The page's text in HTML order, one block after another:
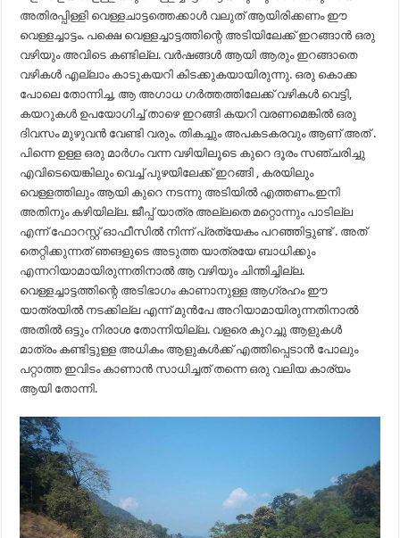
അതിരപ്പിള്ളി വെള്ളചാട്ടത്തെക്കാൾ വലുത് ആയിരിക്കണം ഈ
വെള്ളച്ചാട്ടം. പക്ഷെ വെള്ളച്ചാട്ടത്തിന്റെ അടിയിലേക്ക് ഇറങ്ങാൻ ഒരു
വഴിയും അവിടെ കണ്ടില്ല. വർഷങ്ങൾ ആയി ആരും ഇറങ്ങാതെ
വഴികൾ എല്ലാം കാടുകയറി കിടക്കുകയായിരുന്നു. ഒരു കൊക്ക
പോലെ തോന്നിച്ച, ആ അഗാധ ഗർത്തത്തിലേക്ക് വഴികൾ വെട്ടി,
കയറുകൾ ഉപയോഗിച്ച് താഴെ ഇറങ്ങി കയറി വരണമെങ്കിൽ ഒരു
ദിവസം മുഴുവൻ വേണ്ടി വരും. തികച്ചും അപകടകരവും ആണ് അത് .
പിന്നെ ഉള്ള ഒരു മാർഗം വന്ന വഴിയിലൂടെ കുറെ ദൂരം സഞ്ചരിച്ചു
എവിടെയെങ്കിലും വെച്ച് പുഴയിലേക്ക് ഇറങ്ങി , കരയിലും
വെള്ളത്തിലും ആയി കുറെ നടന്നു അടിയിൽ എത്തണം.ഇനി
അതിനും കഴിയില്ല. ജീപ്പ് യാത്ര അല്ലതെ മറ്റൊന്നും പാടില്ല
എന്ന് ഫോറസ്റ്റ് ഓഫീസിൽ നിന്ന് പ്രത്യേകം പറഞ്ഞിട്ടുണ്ട് . അത്
തെറ്റിക്കുന്നത് ഞങളുടെ അടുത്ത യാത്രയേ ബാധിക്കും
എന്നറിയാമായിരുന്നതിനാൽ ആ വഴിയും ചിന്തിച്ചില്ല.
വെള്ളച്ചാട്ടത്തിന്റെ അടിഭാഗം കാണാനുള്ള ആഗ്രഹം ഈ
യാത്രയിൽ നടക്കില്ല എന്ന് മുൻപേ അറിയാമായിരുന്നതിനാൽ
അതിൽ ഒട്ടും നിരാശ തോന്നിയില്ല. വളരെ കുറച്ചു ആളുകൾ
മാത്രം കണ്ടിട്ടുള്ള അധികം ആളുകൾക്ക് എത്തിപ്പെടാൻ പോലും
പറ്റാത്ത ഇവിടം കാണാൻ സാധിച്ചത് തന്നെ ഒരു വലിയ കാര്യം
ആയി തോന്നി.